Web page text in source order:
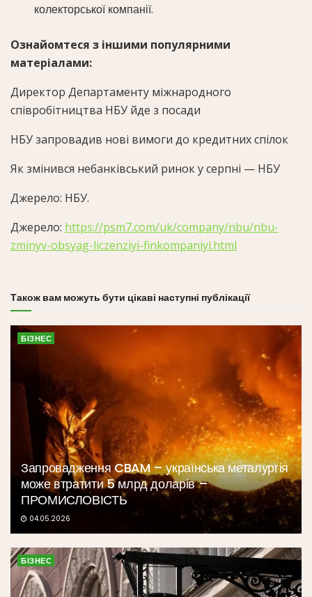
колекторської компанії.
Ознайомтеся з іншими популярними
матеріалами:
Директор Департаменту міжнародного
співробітництва НБУ йде з посади
НБУ запровадив нові вимоги до кредитних спілок
Як змінився небанківський ринок у серпні — НБУ
Джерело: НБУ.
Джерело: https://psm7.com/uk/company/nbu/nbu-
zminyv-obsyag-liczenziyi-finkompaniyi.html
Також вам можуть бути цікаві наступні публікації
БІЗНЕС
Запровадження CBAM – українська металургія
може втратити 5 млрд доларів –
ПРОМИСЛОВІСТЬ
04.05.2026
БІЗНЕС